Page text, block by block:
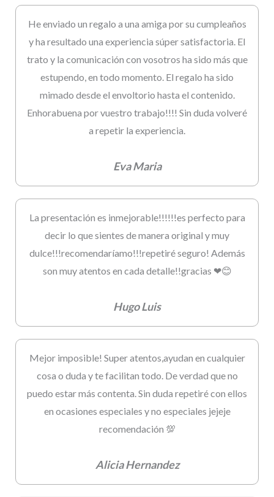
He enviado un regalo a una amiga por su cumpleaños
y ha resultado una experiencia súper satisfactoria. El
trato y la comunicación con vosotros ha sido más que
estupendo, en todo momento. El regalo ha sido
mimado desde el envoltorio hasta el contenido.
Enhorabuena por vuestro trabajo!!!! Sin duda volveré
a repetir la experiencia.
Eva Maria
La presentación es inmejorable!!!!!!es perfecto para
decir lo que sientes de manera original y muy
dulce!!!recomendaríamo!!!repetiré seguro! Además
son muy atentos en cada detalle!!gracias ❤😊
Hugo Luis
Mejor imposible! Super atentos,ayudan en cualquier
cosa o duda y te facilitan todo. De verdad que no
puedo estar más contenta. Sin duda repetiré con ellos
en ocasiones especiales y no especiales jejeje
recomendación 💯
Alicia Hernandez